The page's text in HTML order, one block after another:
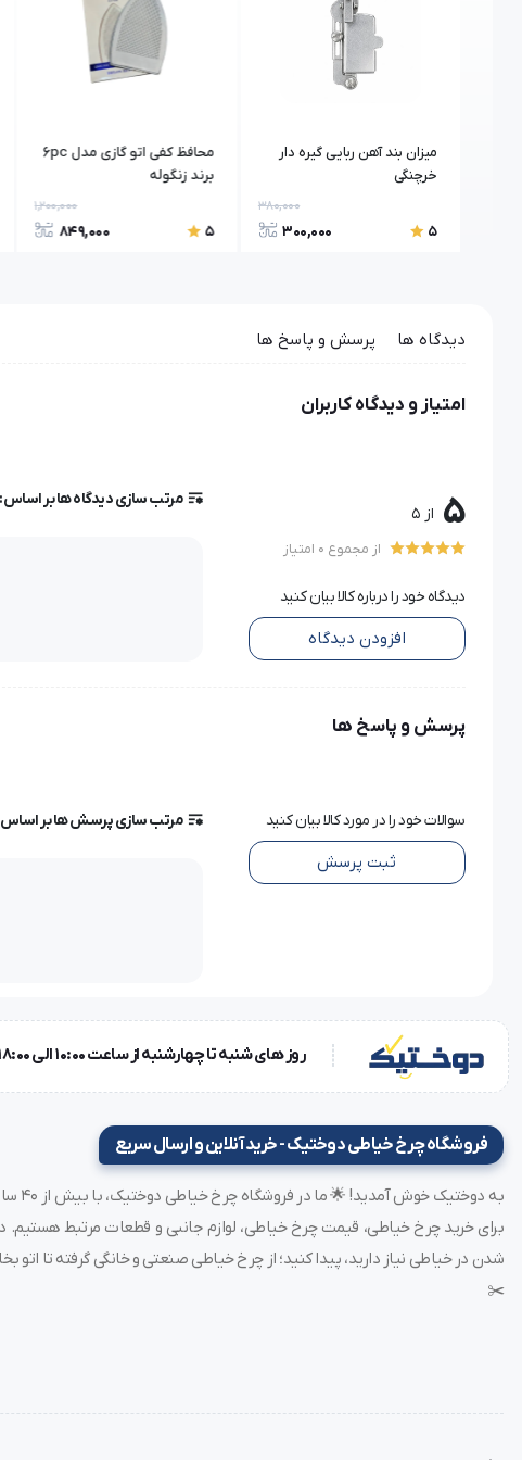
میزان بند آهن ربایی گیره دار
خرچنگی
5
380,000
300,000
محافظ کفی اتو گازی مدل 6pc
برند زنگوله
5
1,200,000
849,000
دیدگاه ها پرسش و پاسخ ها
امتیاز و دیدگاه کاربران
5 از 5
از مجموع 0 امتیاز
دیدگاه خود را درباره کالا بیان کنید
افزودن دیدگاه
مرتب سازی دیدگاه ها بر اساس:
پرسش و پاسخ ها
سوالات خود را در مورد کالا بیان کنید
ثبت پرسش
مرتب سازی پرسش ها بر
روز های شنبه تا چهارشنبه از ساعت 10:00 الی 18:00 و روز پنجشنبه ساعت 10:00 الی 15:00
فروشگاه چرخ خیاطی دوختیک - خرید آنلاین و ارسال سریع
به
شدن در خیاطی نیاز دارید، پیدا کنید؛ از چرخ خیاطی صنعتی و خانگی گرفته تا اتو
✂️